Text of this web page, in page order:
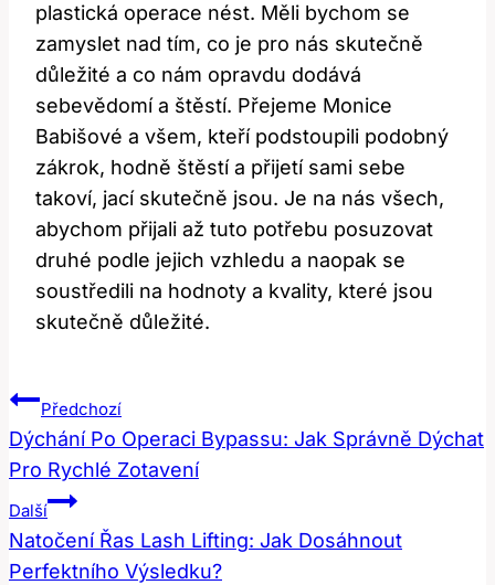
plastická⁢ operace nést. Měli⁣ bychom se
zamyslet nad tím, co ⁢je pro nás skutečně
⁣důležité ​a co nám opravdu‌ dodává
sebevědomí a štěstí. Přejeme Monice
Babišové⁢ a⁢ všem, kteří ⁢podstoupili⁤ podobný
zákrok, hodně štěstí ‌a přijetí sami sebe
takoví, jací skutečně⁢ jsou. Je na nás všech,
abychom přijali až tuto potřebu posuzovat
druhé‌ podle jejich vzhledu ⁢a naopak ‌se
‍soustředili na hodnoty⁤ a kvality, které jsou
skutečně důležité.
Navigace
Pro
Příspěvek
Předchozí
Dýchání Po Operaci Bypassu: Jak Správně Dýchat
Pro Rychlé Zotavení
Další
Natočení Řas Lash Lifting: Jak Dosáhnout
Perfektního Výsledku?